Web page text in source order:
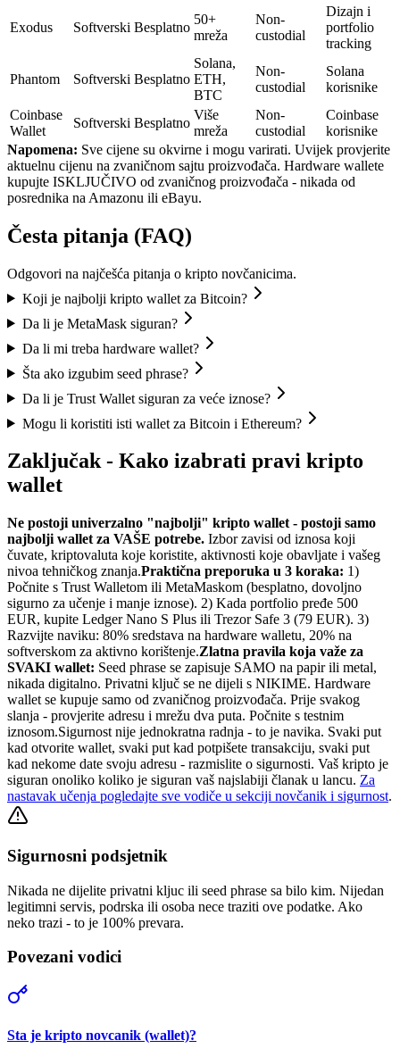
Exodus Softverski Besplatno
50+
mreža
Non-
custodial
Dizajn i
portfolio
tracking
Phantom Softverski Besplatno
Solana,
ETH,
BTC
Non-
custodial
Solana
korisnike
Coinbase
Wallet
Softverski Besplatno
Više
mreža
Non-
custodial
Coinbase
korisnike
Napomena: Sve cijene su okvirne i mogu varirati. Uvijek provjerite
aktuelnu cijenu na zvaničnom sajtu proizvođača. Hardware wallete
kupujte ISKLJUČIVO od zvaničnog proizvođača - nikada od
posrednika na Amazonu ili eBayu.
Česta pitanja (FAQ)
Odgovori na najčešća pitanja o kripto novčanicima.
Koji je najbolji kripto wallet za Bitcoin?
Da li je MetaMask siguran?
Da li mi treba hardware wallet?
Šta ako izgubim seed phrase?
Da li je Trust Wallet siguran za veće iznose?
Mogu li koristiti isti wallet za Bitcoin i Ethereum?
Zaključak - Kako izabrati pravi kripto
wallet
Ne postoji univerzalno "najbolji" kripto wallet - postoji samo
najbolji wallet za VAŠE potrebe. Izbor zavisi od iznosa koji
čuvate, kriptovaluta koje koristite, aktivnosti koje obavljate i vašeg
nivoa tehničkog znanja.Praktična preporuka u 3 koraka: 1)
Počnite s Trust Walletom ili MetaMaskom (besplatno, dovoljno
sigurno za učenje i manje iznose). 2) Kada portfolio pređe 500
EUR, kupite Ledger Nano S Plus ili Trezor Safe 3 (79 EUR). 3)
Razvijte naviku: 80% sredstava na hardware walletu, 20% na
softverskom za aktivno korištenje.Zlatna pravila koja važe za
SVAKI wallet: Seed phrase se zapisuje SAMO na papir ili metal,
nikada digitalno. Privatni ključ se ne dijeli s NIKIME. Hardware
wallet se kupuje samo od zvaničnog proizvođača. Prije svakog
slanja - provjerite adresu i mrežu dva puta. Počnite s testnim
iznosom.Sigurnost nije jednokratna radnja - to je navika. Svaki put
kad otvorite wallet, svaki put kad potpišete transakciju, svaki put
kad nekome date svoju adresu - razmislite o sigurnosti. Vaš kripto je
siguran onoliko koliko je siguran vaš najslabiji članak u lancu. Za
nastavak učenja pogledajte sve vodiče u sekciji novčanik i sigurnost.
Sigurnosni podsjetnik
Nikada ne dijelite privatni kljuc ili seed phrase sa bilo kim. Nijedan
legitimni servis, podrska ili osoba nece traziti ove podatke. Ako
neko trazi - to je 100% prevara.
Povezani vodici
Sta je kripto novcanik (wallet)?